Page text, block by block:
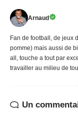
Arnaud
Fan de football, de jeux
pomme) mais aussi de
all, touche a tout par
travailler au milieu de
Un